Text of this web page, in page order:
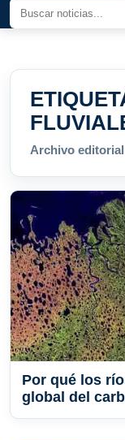
Archivo
Por qué los
global del